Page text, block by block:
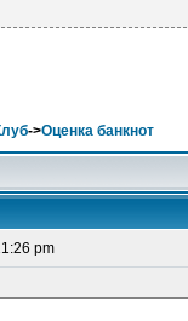
->Оценка банкнот
pm